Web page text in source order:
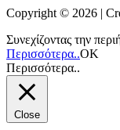
Copyright © 2026 |
Συνεχίζοντας την
Περισσότερα..ΟΚ
Περισσότερα..
Close